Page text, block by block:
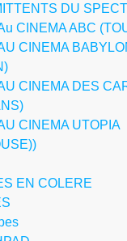
DU
CINEMA ABC
CINEMA
CINEMA DES
CINEMA UTOPIA
EN COLERE